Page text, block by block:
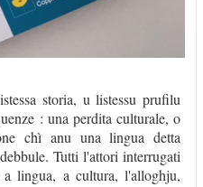
storia, u listessu prufilu
: una perdita culturale, o
chì anu una lingua detta
Tutti l'attori interrugati
lingua, a cultura, l'alloghju,